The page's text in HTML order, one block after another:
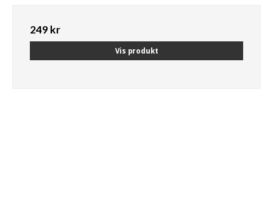
249 kr
Vis produkt